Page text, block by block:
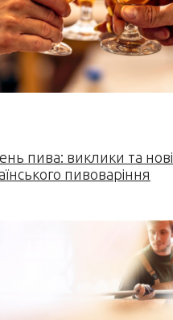
пива: виклики та нові
пивоваріння